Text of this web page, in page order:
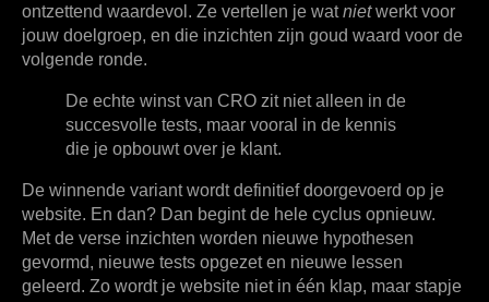
ontzettend waardevol. Ze vertellen je watnietwerkt voor
jouw doelgroep, en die inzichten zijn goud waard voor de
volgende ronde.
De echte winst van CRO zit niet alleen in de
succesvolle tests, maar vooral in de kennis
die je opbouwt over je klant.
De winnende variant wordt definitief doorgevoerd op je
website. En dan? Dan begint de hele cyclus opnieuw.
Met de verse inzichten worden nieuwe hypothesen
gevormd, nieuwe tests opgezet en nieuwe lessen
geleerd. Zo wordt je website niet in één klap, maar stapje